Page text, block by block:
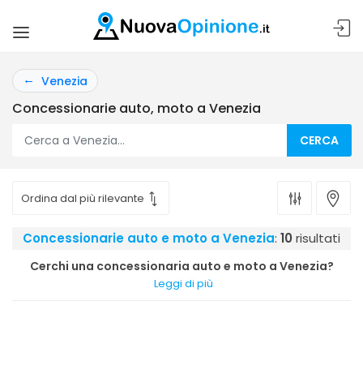
Venezia
Concessionarie auto, moto a Venezia
CERCA
Concessionarie auto e moto a Venezia: 10 risultati
Cerchi una concessionaria auto e moto a Venezia?
Leggi di più